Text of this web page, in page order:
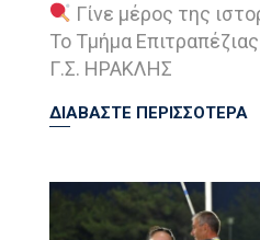
Γίνε μέρος της
Το Τμήμα
Γ.Σ. ΗΡΑΚΛΗΣ
ΔΙΑΒΑΣΤΕ ΠΕΡΙΣΣΟΤΕΡΑ